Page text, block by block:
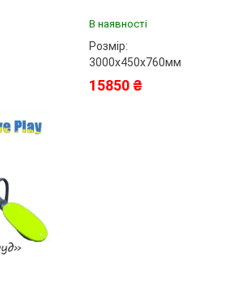
В наявності
Розмір:
3000х450х760мм
15850 ₴